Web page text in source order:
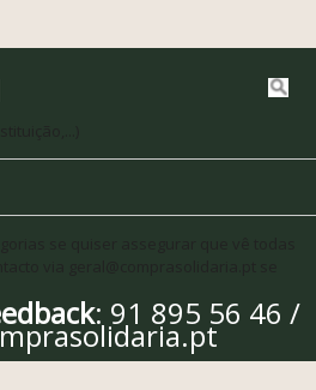
: 91 895 56 46 /